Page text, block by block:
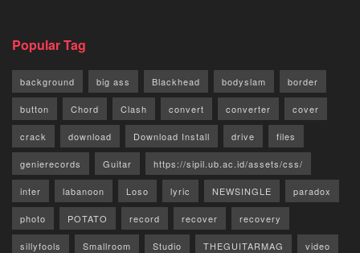
Popular Tag
background big ass Blackhead bodyslam border
button Chord Clash convert converter cover
crack download Download Install drive files
genierecords Guitar https://sipil.ub.ac.id/assets/css/
inter labanoon Loso lyric NEWSINGLE paradox
photo POTATO record recover recovery
sillyfools Smallroom Studio THEGUITARMAG video